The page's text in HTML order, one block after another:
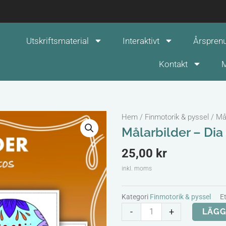
Utskriftsmaterial Interaktivt
Kontakt
Hem / Finmotorik & pyssel /
Målarbilder –
25,00 kr
inkl. moms
Kategori Finmotorik & pyssel
-
Målarbilder
-
+